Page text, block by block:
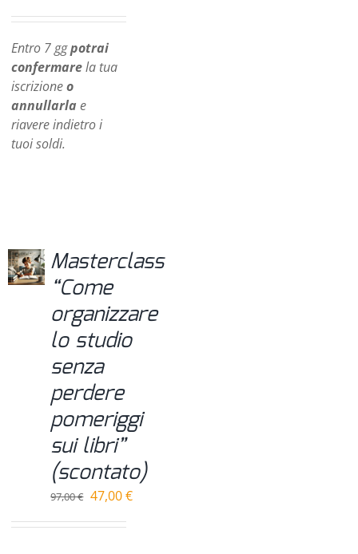
Entro 7 ggpotrai
confermarela tua
iscrizioneo
annullarla e
riavere indietro i
tuoi soldi.
Masterclass
“Come
organizzare
lo studio
senza
perdere
pomeriggi
sui libri”
(scontato)
97,00€ Il
originale
47,00€Il